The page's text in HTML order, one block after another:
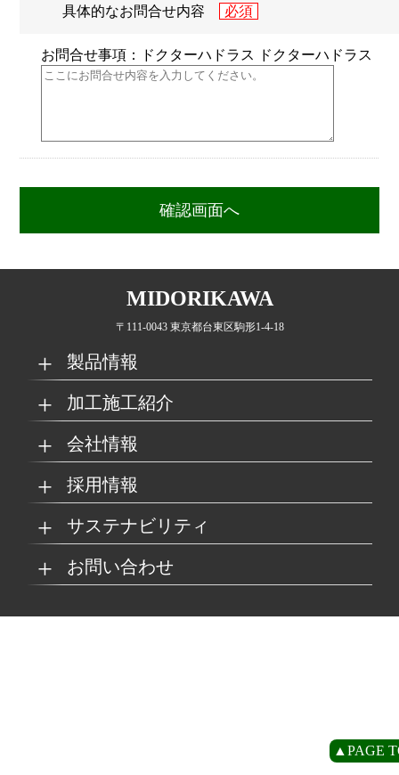
▲PAGE
具体的なお問合せ内容
お問合せ事項：ドクターハドラス ドクターハドラス
MIDORIKAWA
〒111-0043 東京都台東区駒形1-4-18
製品情報
MKブランド製品 新商品紹介
取扱製品情報
SDSダウンロード
加工施工紹介
グループの総合力 乗り物
工場
環境 商業施設
会社情報
会社概要 経営理念
沿革
採用情報
マイナビ採用ページ
サステナビリティ
リサイクルへの取り組
SDGsへの取り組み
お問い合わせ